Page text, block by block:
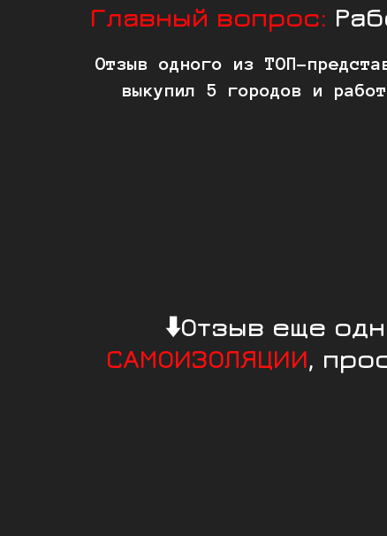
Главный вопрос:
Отзыв одного из ТОП-
выкупил 5 городов и
⬇️Отзыв еще
САМОИЗОЛЯЦИИ,